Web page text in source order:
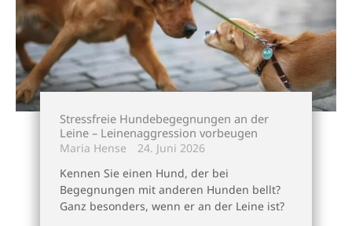
Stressfreie Hundebegegnungen an der
Leine – Leinenaggression vorbeugen
Maria Hense
24. Juni 2026
Kennen Sie einen Hund, der bei
Begegnungen mit anderen Hunden bellt?
Ganz besonders, wenn er an der Leine ist?